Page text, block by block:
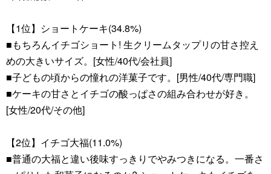
【1位】ショートケーキ(34.8%)
■もちろんイチゴショート! 生クリームタップリの甘さ控え
めの大きいサイズ。[女性/40代/会社員]
■子どもの頃からの憧れの洋菓子です。[男性/40代/専門職]
■ケーキの甘さとイチゴの酸っぱさの組み合わせが好き。
[女性/20代/その他]
【2位】イチゴ大福(11.0%)
■普通の大福と違い後味すっきりでやみつきになる。一番さ